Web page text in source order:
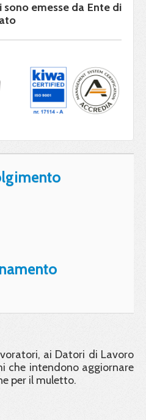
emesse da Ente di
ai Datori di Lavoro
che intendono aggiornare
per il muletto.